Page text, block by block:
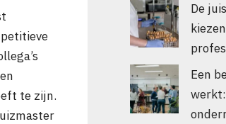
te zijn.
De
Een